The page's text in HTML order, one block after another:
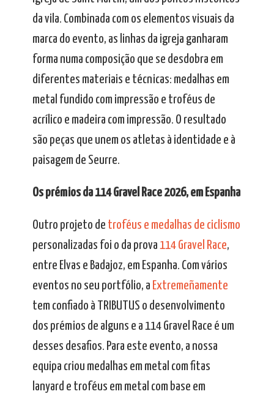
da vila. Combinada com os elementos visuais da
marca do evento, as linhas da igreja ganharam
forma numa composição que se desdobra em
diferentes materiais e técnicas: medalhas em
metal fundido com impressão e troféus de
acrílico e madeira com impressão. O resultado
são peças que unem os atletas à identidade e à
paisagem de Seurre.
Os prémios da 114 Gravel Race 2026, em Espanha
Outro projeto de troféus e medalhas de ciclismo
personalizadas foi o da prova 114 Gravel Race,
entre Elvas e Badajoz, em Espanha. Com vários
eventos no seu portfólio, a Extremeñamente
tem confiado à TRIBUTUS o desenvolvimento
dos prémios de alguns e a 114 Gravel Race é um
desses desafios. Para este evento, a nossa
equipa criou medalhas em metal com fitas
lanyard e troféus em metal com base em